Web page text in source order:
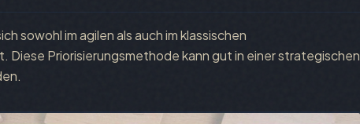
sowohl im agilen als auch im klassischen
Diese Priorisierungsmethode kann gut in einer strategischen